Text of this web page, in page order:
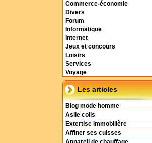
Commerce-économie
Divers
Forum
Informatique
Internet
Jeux et concours
Loisirs
Services
Voyage
Les articles
Blog mode homme
Asile colis
Extertise immobilière
Affiner ses cuisses